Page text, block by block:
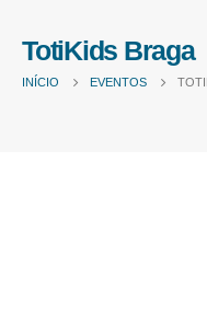
TotiKids Braga
INÍCIO EVENTOS